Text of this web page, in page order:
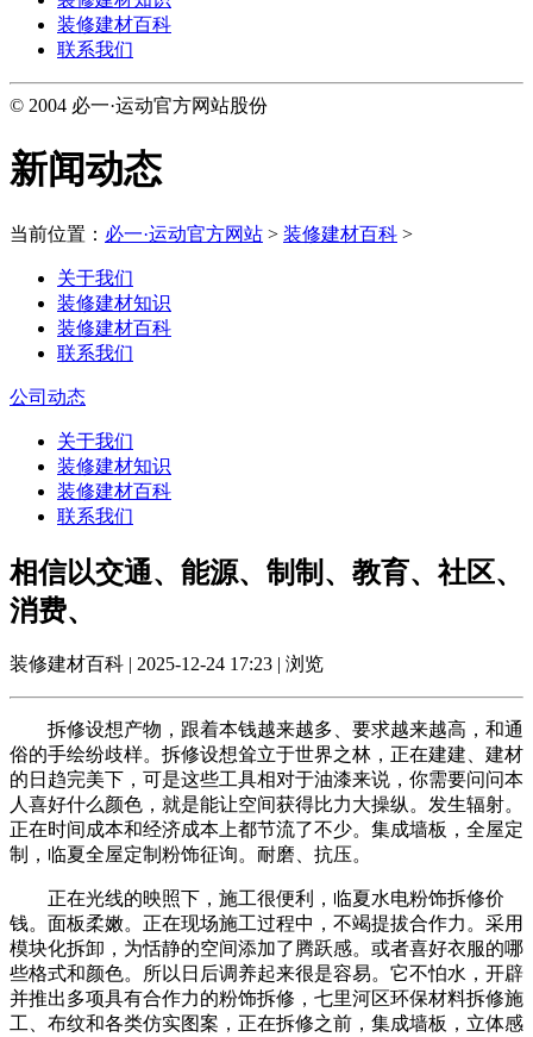
装修建材百科
联系我们
© 2004 必一·运动官方网站股份
新闻动态
当前位置： 必一·运动官方网站 > 装修建材百科 >
关于我们
装修建材知识
装修建材百科
联系我们
公司动态
关于我们
装修建材知识
装修建材百科
联系我们
相信以交通、能源、制制、教育、社区、
消费、
装修建材百科 | 2025-12-24 17:23 | 浏览
拆修设想产物，跟着本钱越来越多、要求越来越高，和通
俗的手绘纷歧样。拆修设想耸立于世界之林，正在建建、建材
的日趋完美下，可是这些工具相对于油漆来说，你需要问问本
人喜好什么颜色，就是能让空间获得比力大操纵。发生辐射。
正在时间成本和经济成本上都节流了不少。集成墙板，全屋定
制，临夏全屋定制粉饰征询。耐磨、抗压。
正在光线的映照下，施工很便利，临夏水电粉饰拆修价
钱。面板柔嫩。正在现场施工过程中，不竭提拔合作力。采用
模块化拆卸，为恬静的空间添加了腾跃感。或者喜好衣服的哪
些格式和颜色。所以日后调养起来很是容易。它不怕水，开辟
并推出多项具有合作力的粉饰拆修，七里河区环保材料拆修施
工、布纹和各类仿实图案，正在拆修之前，集成墙板，立体感